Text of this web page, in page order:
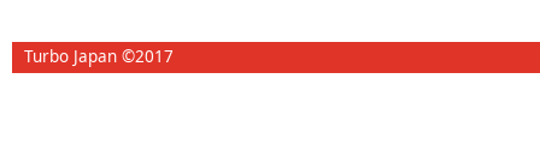
Turbo Japan ©2017